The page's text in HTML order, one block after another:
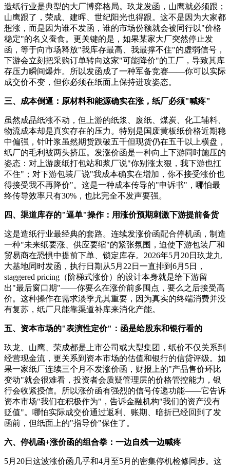
造纸行业是典型的大厂博弈格局。玖龙发函，山鹰就必须跟；
山鹰跟了，荣成、建晖、世纪阳光也得跟。这不是因为大家都
想涨，而是因为谁不发函，谁的市场份额就会被同行以"价格
稳定"的名义蚕食。更关键的是，如果某家大厂突然停止发
函，等于向市场释放"我库存最高、我最撑不住"的虚弱信号，
下游会立刻把采购订单转向这家"可能降价"的工厂，导致其库
存压力瞬间爆炸。所以发函成了一种军备竞赛——你可以实际
成交价不变，但你必须在纸面上保持进攻姿态。
三、成本倒逼：原材料和能源确实在涨，纸厂必须"喊疼"
虽然成品纸涨不动，但上游的纸浆、废纸、煤炭、化工辅料、
物流成本却是真实存在的压力。特别是国废黄板纸价格近期稳
中偏强，针叶浆虽然期货跌破五千但现货仍在五千以上横盘，
纸厂的毛利被两头挤压。发涨价函是一种向上下游同时施压的
姿态：对上游废纸打包站和浆厂说"你别涨太狠，我下游也扛
不住"；对下游包装厂说"我成本确实在增加，你不接受涨价也
得接受我不再降价"。这是一种成本传导的"申诉书"，哪怕最
终传导效率只有30%，也比完全不发声要强。
四、渠道库存的"逼单"操作：用涨价预期刺激下游提前备货
这是造纸行业最经典的套路。连续发涨价函配合停机函，制造
一种"未来纸要涨、供应要缩"的紧张氛围，迫使下游包装厂和
贸易商在恐惧中提前下单、锁定库存。2026年5月20日玖龙九
大基地同时发函，执行日期从5月22日一直排到6月5日，
staggered pricing（阶梯式涨价）的设计本身就是给下游留
出"最后窗口期"——你要么在涨价前多囤点，要么之后接受高
价。这种操作在需求淡季尤其重要，因为真实的终端消费并没
有复苏，纸厂只能靠渠道补库来消化产能。
五、资本市场的"表演性定价"：函是给股东和银行看的
玖龙、山鹰、荣成都是上市公司或大型集团，纸价不仅关系到
经营现金流，更关系到资本市场的估值和银行的信贷评级。如
果一家纸厂连续三个月不发涨价函，财报上的"产品售价环比
变动"就会很难看，投资者会质疑管理层的价格管控能力，银
行会收紧授信。所以涨价函有强烈的信号传递功能——它告诉
资本市场"我们在积极作为"，告诉金融机构"我们的资产没有
贬值"。哪怕实际成交价通过返利、账期、暗折已经回到了发
函前，但纸面上的"指导价"保住了。
六、停机函+涨价函的组合拳：一边自残一边喊疼
5月20日这波涨价函几乎和4月至5月的密集停机检修同步。这